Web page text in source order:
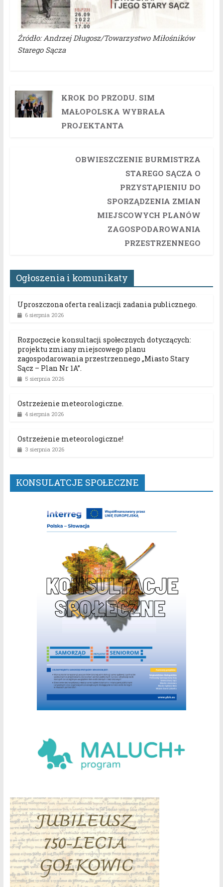
Źródło: Andrzej Długosz/Towarzystwo Miłośników
Starego Sącza
KROK DO PRZODU. SIM
MAŁOPOLSKA WYBRAŁA
PROJEKTANTA
OBWIESZCZENIE BURMISTRZA
STAREGO SĄCZA O
PRZYSTĄPIENIU DO
SPORZĄDZENIA ZMIAN
MIEJSCOWYCH PLANÓW
ZAGOSPODAROWANIA
PRZESTRZENNEGO
Ogłoszenia i komunikaty
Uproszczona oferta realizacji zadania publicznego.
6 sierpnia 2026
Rozpoczęcie konsultacji społecznych dotyczących:
projektu zmiany miejscowego planu
zagospodarowania przestrzennego „Miasto Stary
Sącz – Plan Nr 1A”.
5 sierpnia 2026
Ostrzeżenie meteorologiczne.
4 sierpnia 2026
Ostrzeżenie meteorologiczne!
3 sierpnia 2026
KONSULATCJE SPOŁECZNE